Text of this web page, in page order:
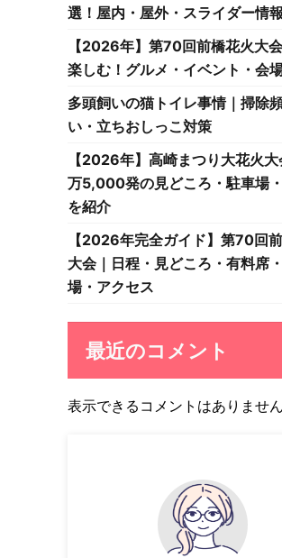
選！屋内・屋外・スライダー情
【2026年】第70回前橋花火大
楽しむ！グルメ・イベント・会
多頭飼いの猫トイレ事情｜掃除
い・立ちおしっこ対策
【2026年】高崎まつり大花火大
万5,000発の見どころ・駐車場
を紹介
【2026年完全ガイド】第70回
大会｜日程・見どころ・有料席
場・アクセス
最近のコメント
表示できるコメントはありません